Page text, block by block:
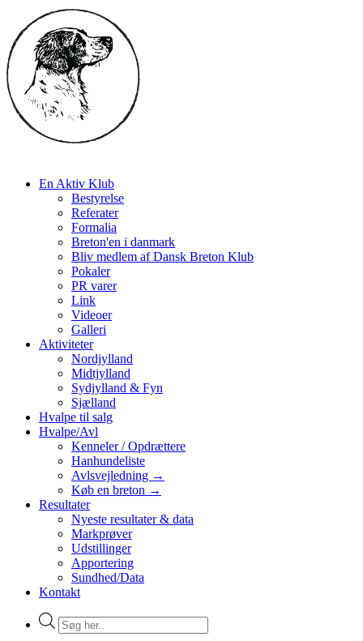
En Aktiv Klub
Bestyrelse
Referater
Formalia
Breton'en i danmark
Bliv medlem af Dansk Breton Klub
Pokaler
PR varer
Link
Videoer
Galleri
Aktiviteter
Nordjylland
Midtjylland
Sydjylland & Fyn
Sjælland
Hvalpe til salg
Hvalpe/Avl
Kenneler / Opdrættere
Hanhundeliste
Avlsvejledning →
Køb en breton →
Resultater
Nyeste resultater & data
Markprøver
Udstillinger
Apportering
Sundhed/Data
Kontakt
Products
search